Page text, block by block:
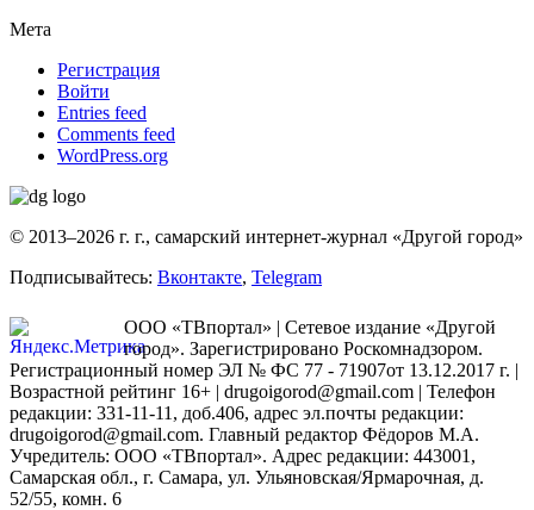
Мета
Регистрация
Войти
Entries feed
Comments feed
WordPress.org
© 2013–2026 г. г., самарский интернет-журнал «Другой город»
Подписывайтесь: Вконтакте, Telegram
ООО «ТВпортал» | Сетевое издание «Другой
город». Зарегистрировано Роскомнадзором.
Регистрационный номер ЭЛ № ФС 77 - 71907от 13.12.2017 г. |
Возрастной рейтинг 16+ | drugoigorod@gmail.com | Телефон
редакции: 331-11-11, доб.406, адрес эл.почты редакции:
drugoigorod@gmail.com. Главный редактор Фёдоров М.А.
Учредитель: ООО «ТВпортал». Адрес редакции: 443001,
Самарская обл., г. Самара, ул. Ульяновская/Ярмарочная, д.
52/55, комн. 6